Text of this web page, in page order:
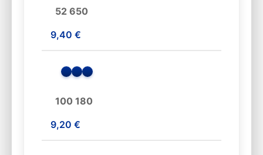
52 650
9,40 €
100 180
9,20 €